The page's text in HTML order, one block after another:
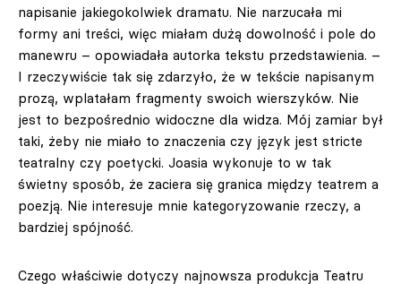
napisanie jakiegokolwiek dramatu. Nie narzucała mi
formy ani treści, więc miałam dużą dowolność i pole do
manewru – opowiadała autorka tekstu przedstawienia. –
I rzeczywiście tak się zdarzyło, że w tekście napisanym
prozą, wplatałam fragmenty swoich wierszyków. Nie
jest to bezpośrednio widoczne dla widza. Mój zamiar był
taki, żeby nie miało to znaczenia czy język jest stricte
teatralny czy poetycki. Joasia wykonuje to w tak
świetny sposób, że zaciera się granica między teatrem a
poezją. Nie interesuje mnie kategoryzowanie rzeczy, a
bardziej spójność.
Czego właściwie dotyczy najnowsza produkcja Teatru